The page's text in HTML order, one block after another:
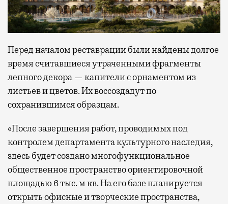
Перед началом реставрации были найдены долгое
время считавшиеся утраченными фрагменты
лепного декора — капители с орнаментом из
листьев и цветов. Их воссоздадут по
сохранившимся образцам.
«После завершения работ, проводимых под
контролем департамента культурного наследия,
здесь будет создано многофункциональное
общественное пространство ориентировочной
площадью 6 тыс. м кв. На его базе планируется
открыть офисные и творческие пространства,